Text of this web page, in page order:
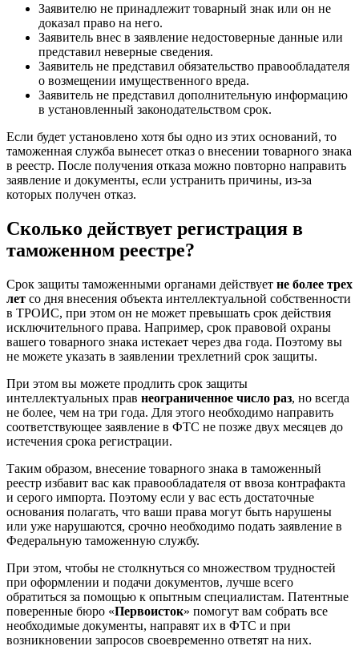
Заявителю не принадлежит товарный знак или он не
доказал право на него.
Заявитель внес в заявление недостоверные данные или
представил неверные сведения.
Заявитель не представил обязательство правообладателя
о возмещении имущественного вреда.
Заявитель не представил дополнительную информацию
в установленный законодательством срок.
Если будет установлено хотя бы одно из этих оснований, то
таможенная служба вынесет отказ о внесении товарного знака
в реестр. После получения отказа можно повторно направить
заявление и документы, если устранить причины, из-за
которых получен отказ.
Сколько действует регистрация в
таможенном реестре?
Срок защиты таможенными органами действует не более трех
лет со дня внесения объекта интеллектуальной собственности
в ТРОИС, при этом он не может превышать срок действия
исключительного права. Например, срок правовой охраны
вашего товарного знака истекает через два года. Поэтому вы
не можете указать в заявлении трехлетний срок защиты.
При этом вы можете продлить срок защиты
интеллектуальных прав неограниченное число раз, но всегда
не более, чем на три года. Для этого необходимо направить
соответствующее заявление в ФТС не позже двух месяцев до
истечения срока регистрации.
Таким образом, внесение товарного знака в таможенный
реестр избавит вас как правообладателя от ввоза контрафакта
и серого импорта. Поэтому если у вас есть достаточные
основания полагать, что ваши права могут быть нарушены
или уже нарушаются, срочно необходимо подать заявление в
Федеральную таможенную службу.
При этом, чтобы не столкнуться со множеством трудностей
при оформлении и подачи документов, лучше всего
обратиться за помощью к опытным специалистам. Патентные
поверенные бюро «Первоисток» помогут вам собрать все
необходимые документы, направят их в ФТС и при
возникновении запросов своевременно ответят на них.